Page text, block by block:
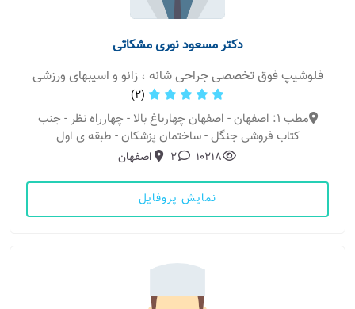
دکتر مسعود نوری مشکاتی
فلوشیپ فوق تخصصی جراحی شانه ، زانو و اسیبهای ورزشی
(2)
مطب 1: اصفهان - اصفهان چهارباغ بالا - چهارراه نظر - جنب
کتاب فروشی جنگل - ساختمان پزشکان - طبقه ی اول
10218
2 اصفهان
نمایش پروفایل